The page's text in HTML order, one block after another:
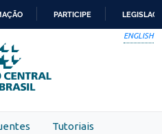
PARA
O
CONTEÚDO
PARTICIPE
ENGLISH
Tutoriais